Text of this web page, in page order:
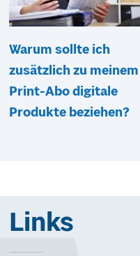
Warum sollte ich
zusätzlich zu meinem
Print-Abo digitale
Produkte beziehen?
Links